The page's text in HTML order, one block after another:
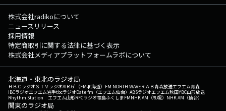
株式会社radikoについて
ニュースリリース
採用情報
特定商取引に関する法律に基づく表示
株式会社メディアプラットフォームラボについて
北海道・東北のラジオ局
ＨＢＣラジオＳＴＶラジオAIR-G'（FM北海道） FM NORTH WAVEＲＡＢ青森放送エフエム青森
IBCラジオエフエム岩手tbcラジオDate fm（エフエム仙台） ABSラジオエフエム秋田YBC山形放送
Rhythm Station エフエム山形RFCラジオ福島ふくしまFMNHK AM（札幌） NHK AM（仙台）
関東のラジオ局